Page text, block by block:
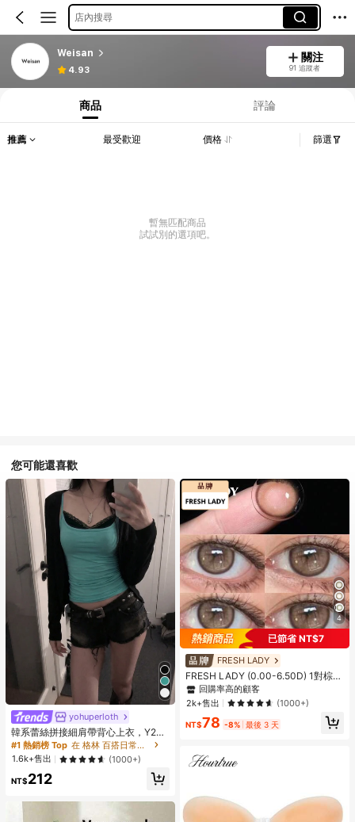
店內搜尋
Weisan
4.93
關注
91 追蹤者
商品 評論
推薦 最受歡迎 價格 篩選
暫無匹配商品
試試別的選項吧。
您可能還喜歡
yohuperloth
韓系蕾絲拼接細肩帶背心上衣，Y2K
風格，街頭休閒夏季穿搭
#1 熱銷榜 Top
在 格林 百搭日常上衣
1.6k+售出
(1000+)
NT$212
4
已節省 NT$7
FRESH LADY
FRESH LADY (0.00-6.50D) 1對棕色
隱形眼鏡，微妙混色瞳孔，亮麗柔和
鏡片，適合日常配戴、派對、杜拜妝
容，年戴，14.00mm
回購率高的顧客
2k+售出
(1000+)
NT$78 -8% 最後 3 天